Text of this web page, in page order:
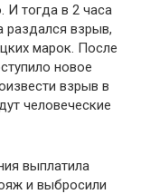
И тогда в 2 часа
раздался взрыв,
марок. После
новое
взрыв в
человеческие
выплатила
и выбросили